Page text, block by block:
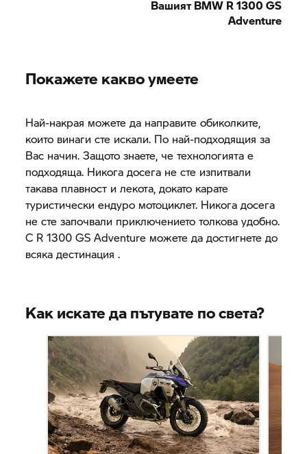
Вашият BMW R 1300 GS
Adventure
Покажете какво умеете
Най-накрая можете да направите обиколките,
които винаги сте искали. По най-подходящия за
Вас начин. Защото знаете, че технологията е
подходяща. Никога досега не сте изпитвали
такава плавност и лекота, докато карате
туристически ендуро мотоциклет. Никога досега
не сте започвали приключението толкова удобно.
С R 1300 GS Adventure можете да достигнете до
всяка дестинация .
Как искате да пътувате по света?